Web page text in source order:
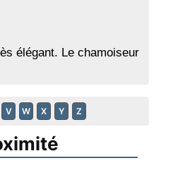
élégant. Le chamoiseur
V W X Y Z